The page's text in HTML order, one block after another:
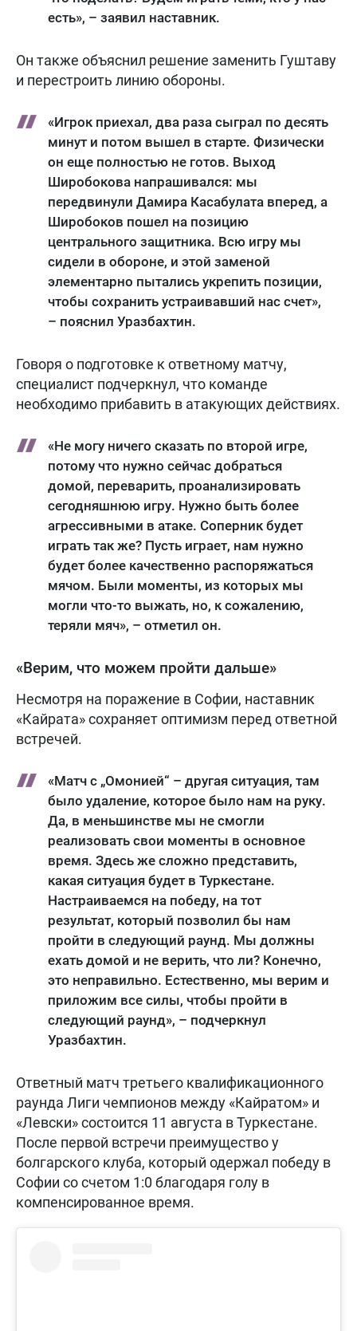
есть», – заявил наставник.
Он также объяснил решение заменить Гуштаву
и перестроить линию обороны.
«Игрок приехал, два раза сыграл по десять
минут и потом вышел в старте. Физически
он еще полностью не готов. Выход
Широбокова напрашивался: мы
передвинули Дамира Касабулата вперед, а
Широбоков пошел на позицию
центрального защитника. Всю игру мы
сидели в обороне, и этой заменой
элементарно пытались укрепить позиции,
чтобы сохранить устраивавший нас счет»,
– пояснил Уразбахтин.
Говоря о подготовке к ответному матчу,
специалист подчеркнул, что команде
необходимо прибавить в атакующих действиях.
«Не могу ничего сказать по второй игре,
потому что нужно сейчас добраться
домой, переварить, проанализировать
сегодняшнюю игру. Нужно быть более
агрессивными в атаке. Соперник будет
играть так же? Пусть играет, нам нужно
будет более качественно распоряжаться
мячом. Были моменты, из которых мы
могли что-то выжать, но, к сожалению,
теряли мяч», – отметил он.
«Верим, что можем пройти дальше»
Несмотря на поражение в Софии, наставник
«Кайрата» сохраняет оптимизм перед ответной
встречей.
«Матч с „Омонией“ – другая ситуация, там
было удаление, которое было нам на руку.
Да, в меньшинстве мы не смогли
реализовать свои моменты в основное
время. Здесь же сложно представить,
какая ситуация будет в Туркестане.
Настраиваемся на победу, на тот
результат, который позволил бы нам
пройти в следующий раунд. Мы должны
ехать домой и не верить, что ли? Конечно,
это неправильно. Естественно, мы верим и
приложим все силы, чтобы пройти в
следующий раунд», – подчеркнул
Уразбахтин.
Ответный матч третьего квалификационного
раунда Лиги чемпионов между «Кайратом» и
«Левски» состоится 11 августа в Туркестане.
После первой встречи преимущество у
болгарского клуба, который одержал победу в
Софии со счетом 1:0 благодаря голу в
компенсированное время.